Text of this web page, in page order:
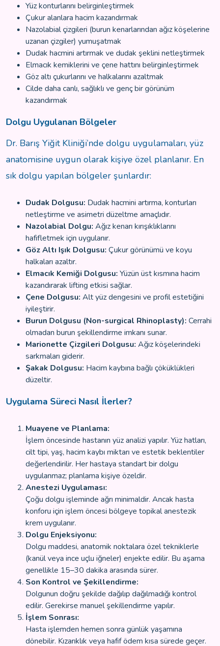
Yüz konturlarını belirginleştirmek
Çukur alanlara hacim kazandırmak
Nazolabial çizgileri (burun kenarlarından ağız köşelerine
uzanan çizgiler) yumuşatmak
Dudak hacmini artırmak ve dudak şeklini netleştirmek
Elmacık kemiklerini ve çene hattını belirginleştirmek
Göz altı çukurlarını ve halkalarını azaltmak
Cilde daha canlı, sağlıklı ve genç bir görünüm
kazandırmak
Dolgu Uygulanan Bölgeler
Dr. Barış Yiğit Kliniği’nde dolgu uygulamaları, yüz
anatomisine uygun olarak kişiye özel planlanır. En
sık dolgu yapılan bölgeler şunlardır:
Dudak Dolgusu: Dudak hacmini artırma, konturları
netleştirme ve asimetri düzeltme amaçlıdır.
Nazolabial Dolgu: Ağız kenarı kırışıklıklarını
hafifletmek için uygulanır.
Göz Altı Işık Dolgusu: Çukur görünümü ve koyu
halkaları azaltır.
Elmacık Kemiği Dolgusu: Yüzün üst kısmına hacim
kazandırarak lifting etkisi sağlar.
Çene Dolgusu: Alt yüz dengesini ve profil estetiğini
iyileştirir.
Burun Dolgusu (Non-surgical Rhinoplasty): Cerrahi
olmadan burun şekillendirme imkanı sunar.
Marionette Çizgileri Dolgusu: Ağız köşelerindeki
sarkmaları giderir.
Şakak Dolgusu: Hacim kaybına bağlı çöküklükleri
düzeltir.
Uygulama Süreci Nasıl İlerler?
Muayene ve Planlama:
İşlem öncesinde hastanın yüz analizi yapılır. Yüz hatları,
cilt tipi, yaş, hacim kaybı miktarı ve estetik beklentiler
değerlendirilir. Her hastaya standart bir dolgu
uygulanmaz; planlama kişiye özeldir.
Anestezi Uygulaması:
Çoğu dolgu işleminde ağrı minimaldir. Ancak hasta
konforu için işlem öncesi bölgeye topikal anestezik
krem uygulanır.
Dolgu Enjeksiyonu:
Dolgu maddesi, anatomik noktalara özel tekniklerle
(kanül veya ince uçlu iğneler) enjekte edilir. Bu aşama
genellikle 15–30 dakika arasında sürer.
Son Kontrol ve Şekillendirme:
Dolgunun doğru şekilde dağılıp dağılmadığı kontrol
edilir. Gerekirse manuel şekillendirme yapılır.
İşlem Sonrası:
Hasta işlemden hemen sonra günlük yaşamına
dönebilir. Kızarıklık veya hafif ödem kısa sürede geçer.